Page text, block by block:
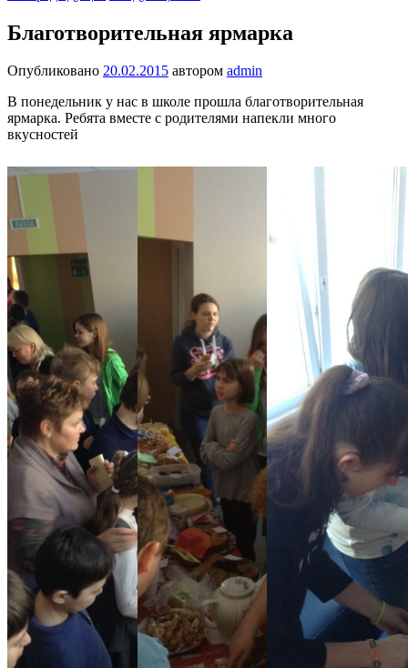
Благотворительная ярмарка
Опубликовано 20.02.2015 автором admin
В понедельник у нас в школе прошла благотворительная
ярмарка. Ребята вместе с родителями напекли много
вкусностей